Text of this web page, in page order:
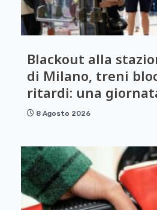
Blackout alla
di Milano, treni
ritardi: una
8 Agosto 2026